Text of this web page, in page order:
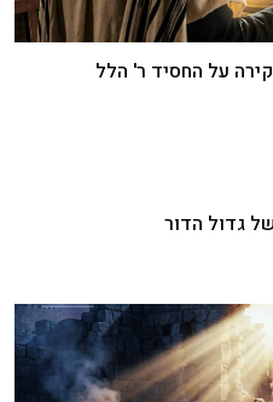
על החסיד ר' הלל
גדול הדור